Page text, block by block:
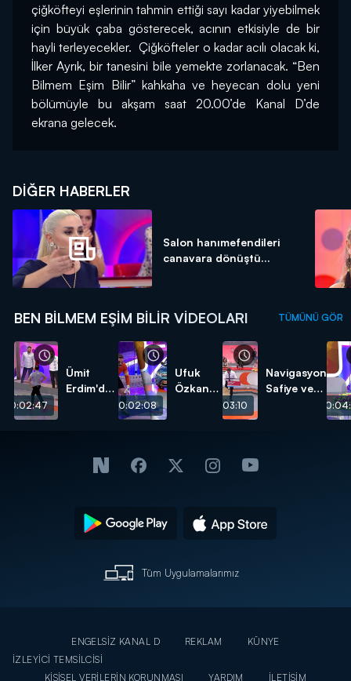
çiğköfteyi eşlerinin tahmin ettiği sayı kadar yiyebilmek
için büyük çaba gösterecek, acının etkisiyle de bir
hayli terleyecekler.  Çiğköfteler o kadar acılı olacak ki,
İlker Ayrık, bir tanesini bile yemekte zorlanacak. “Ben
Bilmem Eşim Bilir” kahkaha ve heyecan dolu yeni
bölümüyle bu akşam saat 20.00’de Kanal D’de
ekrana gelecek.
DIĞER HABERLER
Salon hanımefendileri
canavara dönüştü...
BEN BILMEM EŞIM BILIR VIDEOLARI TÜMÜNÜ GÖR
00:02:47
Ümit
Erdim'den
00:02:08
Ufuk
Özkan
00:03:10
Navigasyon
Safiye ve
Tüm Uygulamalarımız
ENGELSİZ KANAL D REKLAM
KÜNYE
İZLEYİCİ TEMSİLCİSİ
KİŞİSEL VERİLERİN KORUNMASI
YARDIM İLETİŞİM